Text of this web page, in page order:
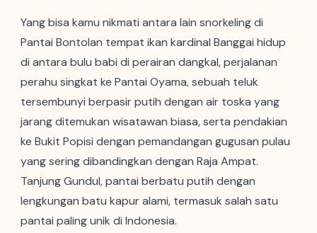
Yang bisa kamu nikmati antara lain snorkeling di
Pantai Bontolan tempat ikan kardinal Banggai hidup
di antara bulu babi di perairan dangkal, perjalanan
perahu singkat ke Pantai Oyama, sebuah teluk
tersembunyi berpasir putih dengan air toska yang
jarang ditemukan wisatawan biasa, serta pendakian
ke Bukit Popisi dengan pemandangan gugusan pulau
yang sering dibandingkan dengan Raja Ampat.
Tanjung Gundul, pantai berbatu putih dengan
lengkungan batu kapur alami, termasuk salah satu
pantai paling unik di Indonesia.